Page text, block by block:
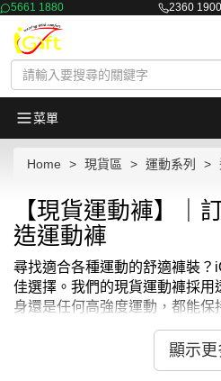
5661 1880 2360 1900
菜單
Home 現貨區 運動系列
【現貨運動褲】｜
造運動褲
尋找適合各種運動的舒適褲裝？
佳選擇。我們的現貨運動褲採
身還是任何高強度運動，都能保
動褲設計時尚，功能性與舒適性
不僅如此，iGift的現貨運動褲還
顯示更